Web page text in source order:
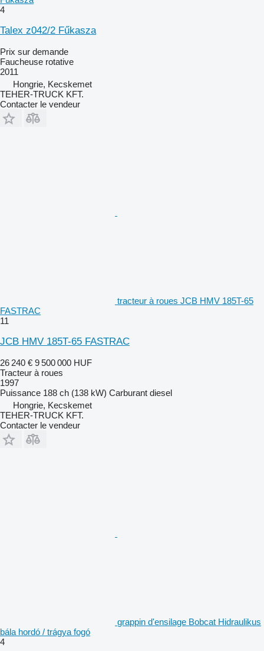
4
Talex z042/2 Fűkasza
Prix sur demande
Faucheuse rotative
2011
Hongrie, Kecskemet
TEHER-TRUCK KFT.
Contacter le vendeur
tracteur à roues JCB HMV 185T-65
FASTRAC
11
JCB HMV 185T-65 FASTRAC
26 240 € 9 500 000 HUF
Tracteur à roues
1997
Puissance 188 ch (138 kW) Carburant diesel
Hongrie, Kecskemet
TEHER-TRUCK KFT.
Contacter le vendeur
grappin d'ensilage Bobcat Hidraulikus
bála hordó / trágya fogó
4